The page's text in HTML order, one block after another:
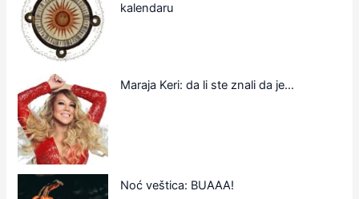
kalendaru
Maraja Keri: da li ste znali da je…
Noć veštica: BUAAA!